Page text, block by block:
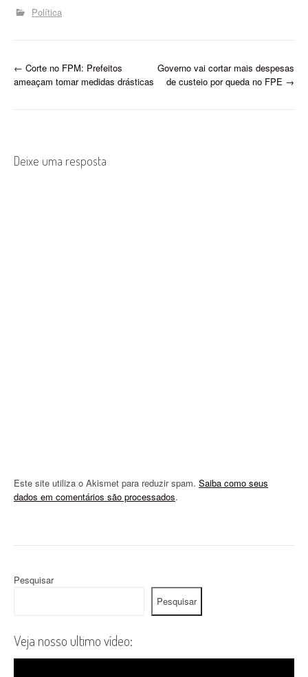
Política
P
n
← Corte no FPM: Prefeitos
ameaçam tomar medidas drásticas
Governo vai cortar mais despesas
de custeio por queda no FPE →
Deixe uma resposta
Este site utiliza o Akismet para reduzir spam. Saiba como seus
dados em comentários são processados.
Pesquisar
Pesquisar
Veja nosso ultimo vídeo: